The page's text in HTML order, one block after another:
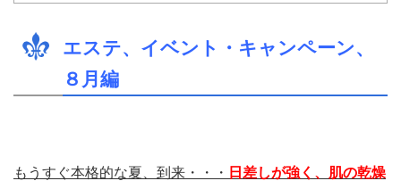
エステ、イベント・キャンペーン、
８ 月編
もうすぐ本格的な夏、到来・・・ 日差しが強く、肌の乾燥